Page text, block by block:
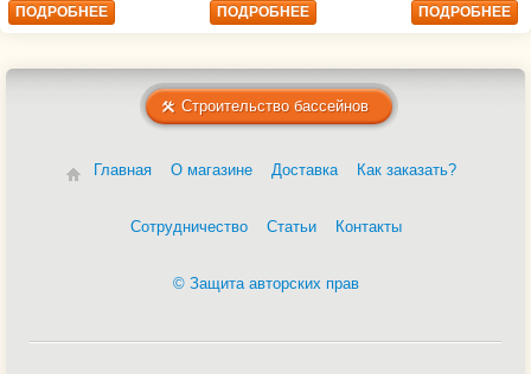
ПОДРОБНЕЕ ПОДРОБНЕЕ ПОДРОБНЕЕ
Строительство бассейнов
Главная О магазине Доставка Как заказать?
Сотрудничество Статьи Контакты
© Защита авторских прав